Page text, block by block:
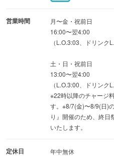
営業時間
月〜金・祝前日
16:00〜翌4:00
（L.O.3:03、ドリンク
土・日・祝前日
13:00〜翌4:00
（L.O.3:00、ドリンク
※22時以降のチャージ
す。※8/7(金)〜8/9(日)
り』開催のため、終日
いたします。
定休日
年中無休